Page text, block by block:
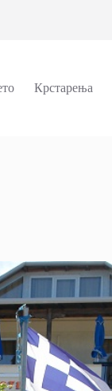
Крстарења